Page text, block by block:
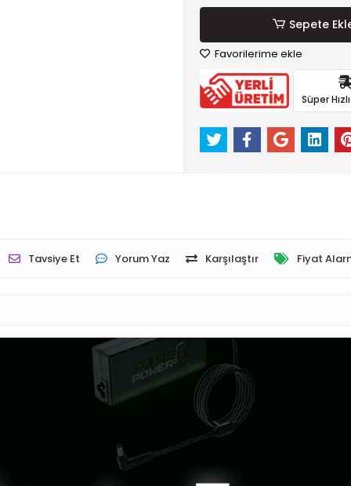
Sepete
Favorilerime ekle
Süper
Tavsiye Et Yorum Yaz Karşılaştır Fiyat